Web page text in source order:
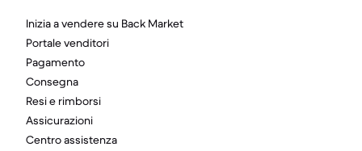
Inizia a vendere su Back Market
Portale venditori
Pagamento
Consegna
Resi e rimborsi
Assicurazioni
Centro assistenza